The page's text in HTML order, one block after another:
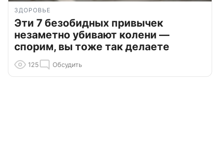
ЗДОРОВЬЕ
Эти 7 безобидных привычек
незаметно убивают колени —
спорим, вы тоже так делаете
125 Обсудить